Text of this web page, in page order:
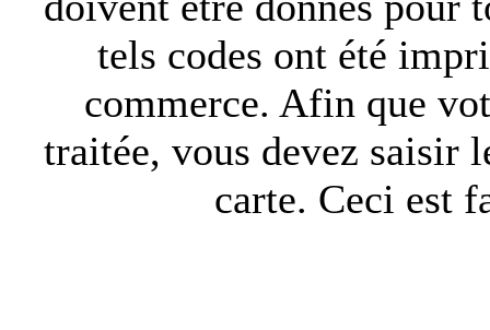
tels codes ont été
commerce. Afin que
traitée, vous devez saisir
carte. Ceci est